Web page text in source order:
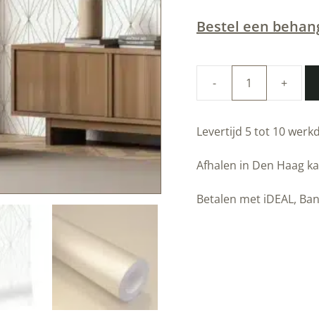
Bestel een
Duurzaam
|
Golden
Lines
|
Goud
grafische
Levertijd 5 tot 10
Afhalen in Den Haag
Betalen met iDEAL,